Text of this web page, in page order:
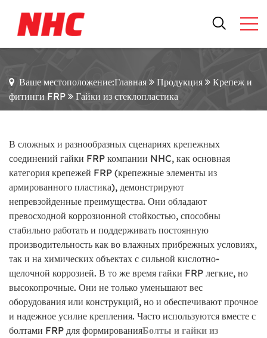
Ваше местоположение:Главная Продукция
Крепеж и
фитинги FRP
Гайки из стеклопластика
В сложных и разнообразных сценариях крепежных
соединений гайки FRP компании NHC, как основная
категория крепежей FRP (крепежные элементы из
армированного пластика), демонстрируют
непревзойденные преимущества. Они обладают
превосходной коррозионной стойкостью, способны
стабильно работать и поддерживать постоянную
производительность как во влажных прибрежных условиях,
так и на химических объектах с сильной кислотно-
щелочной коррозией. В то же время гайки FRP легкие, но
высокопрочные. Они не только уменьшают вес
оборудования или конструкций, но и обеспечивают прочное
и надежное усилие крепления. Часто используются вместе с
болтами FRP для формированияБолты и гайки из